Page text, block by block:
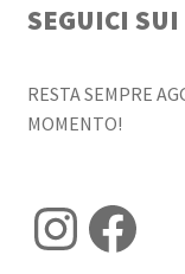
SEGUICI
RESTA SEMPRE
MOMENTO!